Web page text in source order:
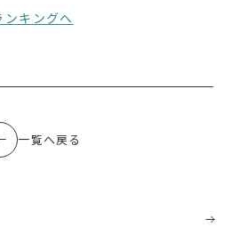
キングへ
一覧へ戻る